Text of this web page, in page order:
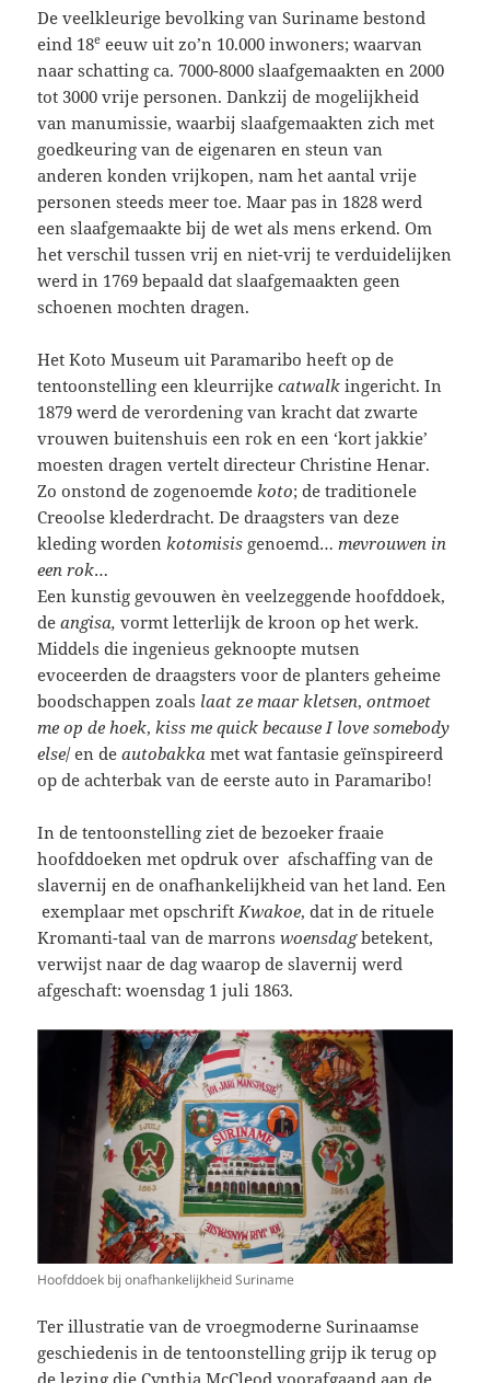
De veelkleurige bevolking van Suriname bestond
eind 18e eeuw uit zo’n 10.000 inwoners; waarvan
naar schatting ca. 7000-8000 slaafgemaakten en 2000
tot 3000 vrije personen. Dankzij de mogelijkheid
van manumissie, waarbij slaafgemaakten zich met
goedkeuring van de eigenaren en steun van
anderen konden vrijkopen, nam het aantal vrije
personen steeds meer toe. Maar pas in 1828 werd
een slaafgemaakte bij de wet als mens erkend. Om
het verschil tussen vrij en niet-vrij te verduidelijken
werd in 1769 bepaald dat slaafgemaakten geen
schoenen mochten dragen.
Het Koto Museum uit Paramaribo heeft op de
tentoonstelling een kleurrijkecatwalkingericht. In
1879 werd de verordening van kracht dat zwarte
vrouwen buitenshuis een rok en een ‘kort jakkie’
moesten dragen vertelt directeur Christine Henar.
Zo onstond de zogenoemdekoto; de traditionele
Creoolse klederdracht. De draagsters van deze
kleding wordenkotomisis genoemd…mevrouwen in
een rok…
Een kunstig gevouwen èn veelzeggende hoofddoek,
deangisa, vormt letterlijk de kroon op het werk.
Middels die ingenieus geknoopte mutsen
evoceerden de draagsters voor de planters geheime
boodschappen zoals laat ze maar kletsen,ontmoet
me op de hoek,kiss me quick because I love somebody
else/ en deautobakka met wat fantasie geïnspireerd
op de achterbak van de eerste auto in Paramaribo!
In de tentoonstelling ziet de bezoeker fraaie
hoofddoeken met opdruk over afschaffing van de
slavernij en de onafhankelijkheid van het land. Een
exemplaar met opschriftKwakoe, dat in de rituele
Kromanti-taal van de marronswoensdagbetekent,
verwijst naar de dag waarop de slavernij werd
afgeschaft: woensdag 1 juli 1863.
Hoofddoek bij onafhankelijkheid Suriname
Ter illustratie van de vroegmoderne Surinaamse
geschiedenis in de tentoonstelling grijp ik terug op
de lezing die Cynthia McCleod voorafgaand aan de